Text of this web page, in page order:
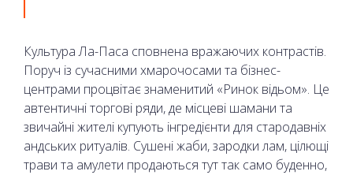
Культура Ла-Паса сповнена вражаючих контрастів.
Поруч із сучасними хмарочосами та бізнес-
центрами процвітає знаменитий «Ринок відьом». Це
автентичні торгові ряди, де місцеві шамани та
звичайні жителі купують інгредієнти для стародавніх
андських ритуалів. Сушені жаби, зародки лам, цілющі
трави та амулети продаються тут так само буденно,